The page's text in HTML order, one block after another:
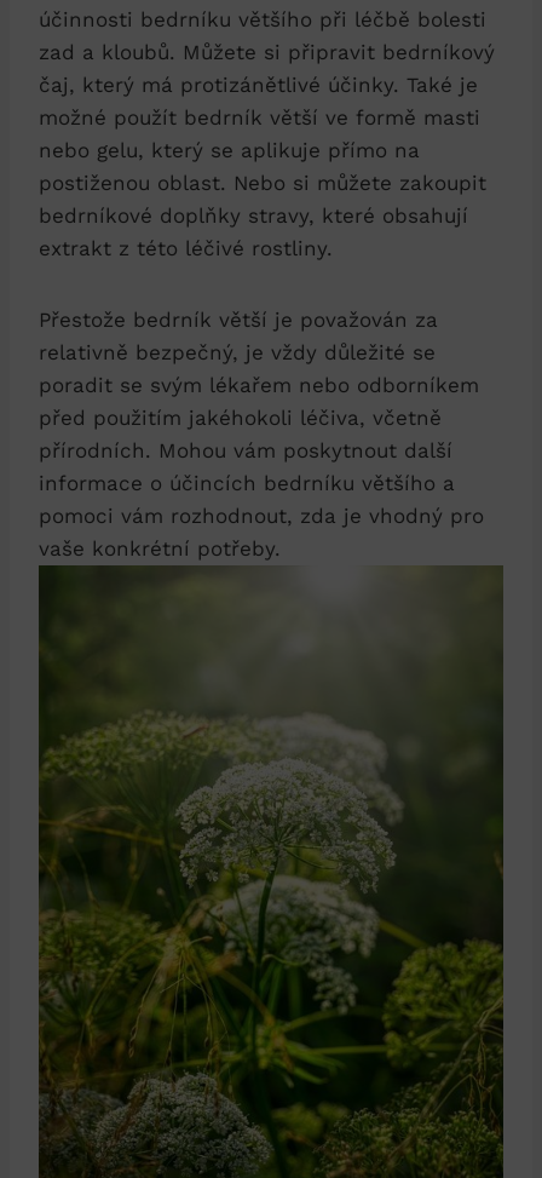
účinnosti bedrníku většího při léčbě bolesti
zad a kloubů. Můžete si připravit bedrníkový
čaj, který má protizánětlivé účinky. Také je
možné použít bedrník větší ve formě masti
nebo gelu, který se aplikuje přímo na
postiženou oblast. Nebo si můžete zakoupit
bedrníkové doplňky stravy, které obsahují
extrakt z této léčivé rostliny.
Přestože bedrník větší je považován za
relativně bezpečný, je vždy důležité se
poradit se svým lékařem nebo odborníkem
před použitím jakéhokoli léčiva, včetně
přírodních. Mohou vám poskytnout další
informace o účincích bedrníku většího a
pomoci vám rozhodnout, zda je vhodný pro
vaše konkrétní potřeby.